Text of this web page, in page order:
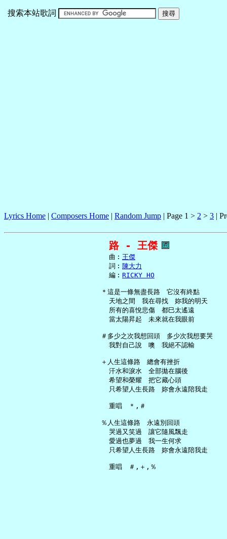
搜索本站歌詞
Lyrics Home | Composers Home | Random Jump | Page 1 > 2 > 3 |
路 - 王傑
     曲︰
王傑
     詞︰
陳大力
     編︰
RICKY HO
   ＊這是一條無盡長路　它沒有終點
     天地之間　我在尋找　妳我的明天
     所有的喜悅悲傷　都巳太遙遠
     當太陽昇起　未來就在我眼前
   ＃多少之次我想回頭　多少次我想要哭
     我對自己說　噢　我絕不認輸
   ＋人生這條路　總會有挫折
     汗水和淚水　全部拋在腦後
     希望和榮耀　把它藏心頭
     只希望人生長路　妳會永遠陪我走
     重唱　＊,＃
   ％人生這條路　永遠別回頭
     哭過又笑過　讓它隨風飄走
     愛過也夢過　我一生何求
     只希望人生長路　妳會永遠陪我走